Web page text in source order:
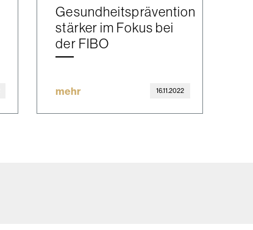
Gesundheitsprävention
stärker im Fokus bei
der FIBO
mehr 16.11.2022